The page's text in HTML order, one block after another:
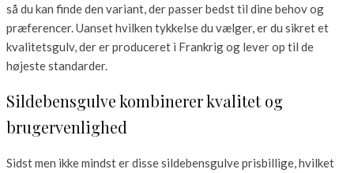
så du kan finde den variant, der passer bedst til dine behov og
præferencer. Uanset hvilken tykkelse du vælger, er du sikret et
kvalitetsgulv, der er produceret i Frankrig og lever op til de
højeste standarder.
Sildebensgulve kombinerer kvalitet og
brugervenlighed
Sidst men ikke mindst er disse sildebensgulve prisbillige, hvilket